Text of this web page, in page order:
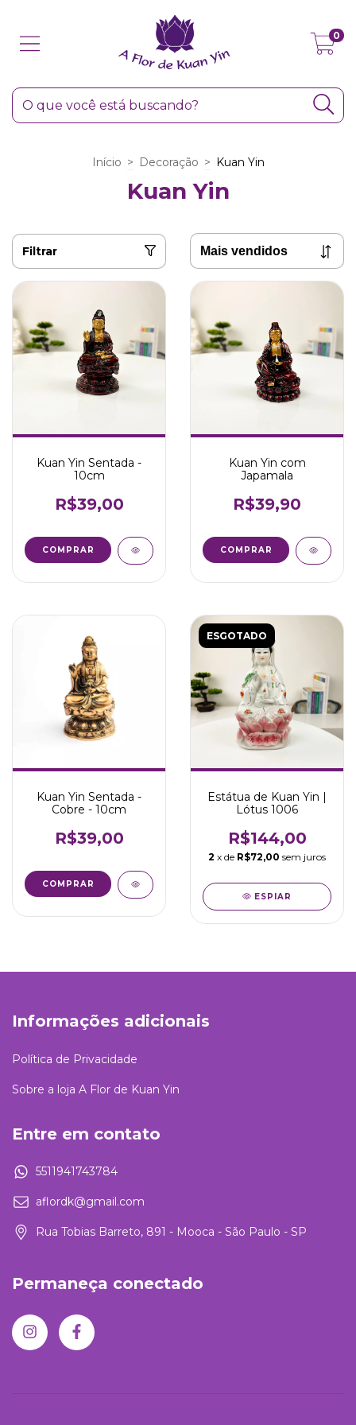
0
Início > Decoração > Kuan Yin
Kuan Yin
Filtrar
Kuan Yin Sentada -
10cm
R$39,00
Kuan Yin com
Japamala
R$39,90
Kuan Yin Sentada -
Cobre - 10cm
R$39,00
ESGOTADO
Estátua de Kuan Yin |
Lótus 1006
R$144,00
2 x de R$72,00 sem juros
ESPIAR
Informações adicionais
Política de Privacidade
Sobre a loja A Flor de Kuan Yin
Entre em contato
5511941743784
aflordk@gmail.com
Rua Tobias Barreto, 891 - Mooca - São Paulo - SP
Permaneça conectado